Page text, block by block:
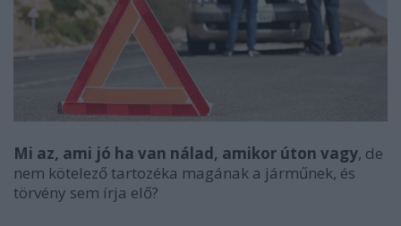
Mi az, ami jó ha van nálad, amikor úton vagy, de
nem kötelező tartozéka magának a járműnek, és
törvény sem írja elő?